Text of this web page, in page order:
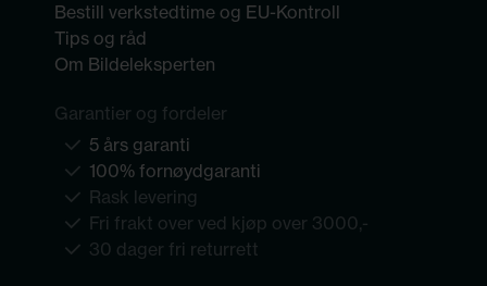
Bestill verkstedtime og EU-Kontroll
Tips og råd
Om Bildeleksperten
Garantier og fordeler
5 års garanti
100% fornøydgaranti
Rask levering
Fri frakt over ved kjøp over 3000,-
30 dager fri returrett